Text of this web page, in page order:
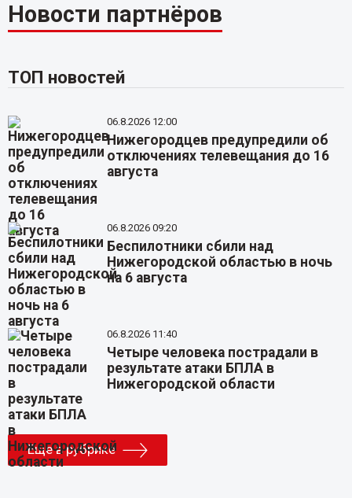
Новости партнёров
ТОП новостей
06.8.2026 12:00
Нижегородцев предупредили об
отключениях телевещания до 16
августа
06.8.2026 09:20
Беспилотники сбили над
Нижегородской областью в ночь
на 6 августа
06.8.2026 11:40
Четыре человека пострадали в
результате атаки БПЛА в
Нижегородской области
Еще в рубрике